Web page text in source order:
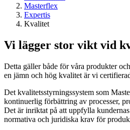
Masterflex
Expertis
Kvalitet
Vi lägger stor vikt vid
Detta gäller både för våra produkter
en jämn och hög kvalitet är vi
Det kvalitetsstyrningssystem som
kontinuerlig förbättring av processer,
Det är inriktat på att uppfylla
normativa och juridiska krav för